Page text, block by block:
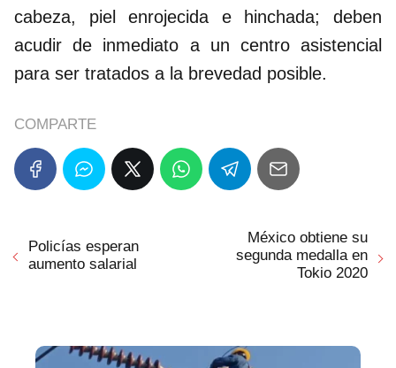
cabeza, piel enrojecida e hinchada; deben
acudir de inmediato a un centro asistencial
para ser tratados a la brevedad posible.
COMPARTE
Policías esperan
aumento salarial
México obtiene su
segunda medalla en
Tokio 2020